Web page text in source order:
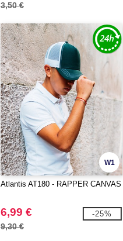
3,50 €
W1
Atlantis AT180 - RAPPER CANVAS
6,99 €
9,30 €
-25%